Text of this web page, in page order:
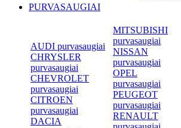
PURVASAUGIAI
AUDI purvasaugiai
CHRYSLER
purvasaugiai
CHEVROLET
purvasaugiai
CITROEN
purvasaugiai
DACIA
MITSUBISHI
purvasaugiai
NISSAN
purvasaugiai
OPEL
purvasaugiai
PEUGEOT
purvasaugiai
RENAULT